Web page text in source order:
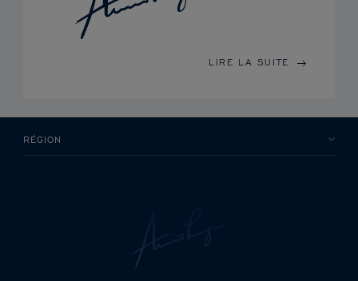
LIRE LA SUITE
RÉGION